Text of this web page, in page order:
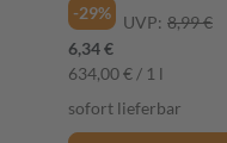
-29%
UVP: 8,99 €
6,34 €
634,00 € / 1 l
sofort lieferbar